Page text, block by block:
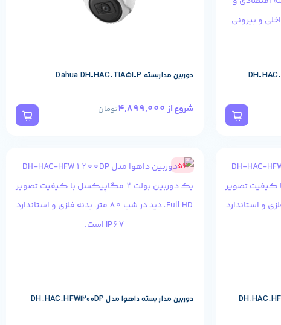
دوربین مداربسته Dahua DH-HAC-T1A51-P
شروع از تومان
دوربین مدار بسته داهوا مدل DH-HAC-HFW1200DP
5%